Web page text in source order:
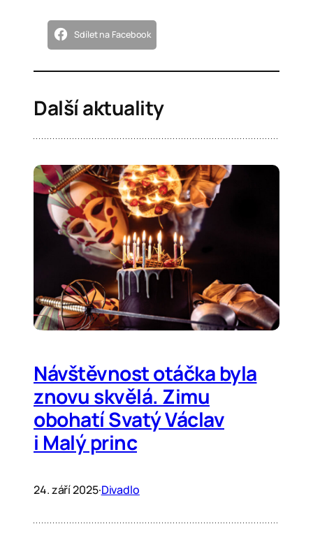
Sdílet na Facebook
Další aktuality
Návštěvnost otáčka byla
znovu skvělá. Zimu
obohatí Svatý Václav
i Malý princ
24. září 2025·Divadlo